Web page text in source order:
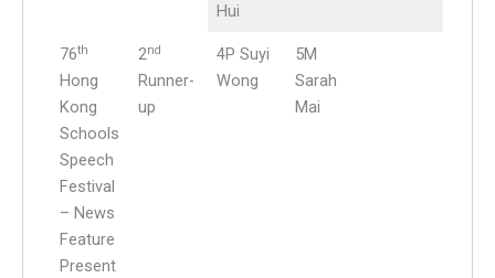
Hui
76th
Hong
Kong
Schools
Speech
Festival
– News
Feature
Present
2nd
Runner-
up
4P Suyi
Wong
5M
Sarah
Mai